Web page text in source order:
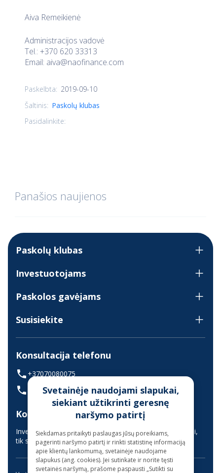
Aiva Remeikienė
Administracijos vadovė
Tel.: +370 620 33313
Email: aiva@naofinance.com
Paskelbta: 2019-09-10
Šaltinis: Paskolų klubas
Pasidalinkite:
Panašios naujienos
Paskolų klubas
Investuotojams
Paskolos gavėjams
Susisiekite
Konsultacija telefonu
+37070080075
(skambinant iš užsienio +37068700300)
Konsultavimas gyvai
Investuotojų aptarnavimas vyksta nuotoliniu būdu (gyvai,
tik suderinus laiką iš anksto)
Svetainėje naudojami slapukai,
siekiant užtikrinti geresnę
naršymo patirtį
Siekdamas pritaikyti paslaugas jūsų poreikiams,
pagerinti naršymo patirtį ir rinkti statistinę informaciją
apie klientų lankomumą, svetainėje naudojame
slapukus (ang. cookies). Jei sutinkate ir norite tęsti
svetainės naršymą, prašome paspausti „Sutikti su